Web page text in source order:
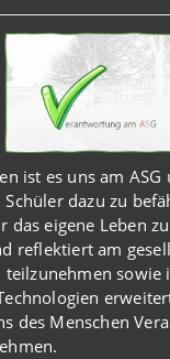
ist es uns am ASG
dazu zu
das eigene Leben
reflektiert am
teilzunehmen sowie
des Menschen